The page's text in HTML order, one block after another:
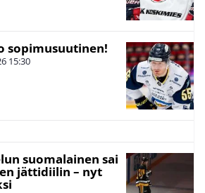
sopimusuutinen!
15:30
suomalainen sai
jättidiilin – nyt